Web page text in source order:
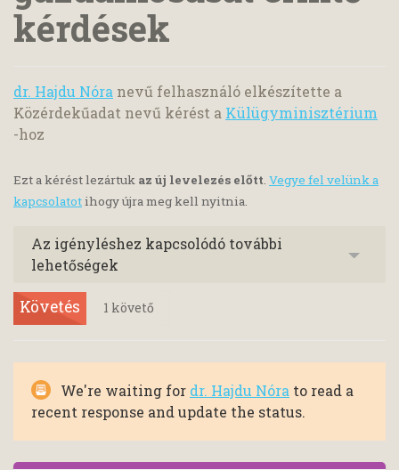
kérdések
dr. Hajdu Nóra nevű felhasználó elkészítette a
Közérdekűadat nevű kérést a Külügyminisztérium
-hoz
Ezt a kérést lezártuk az új levelezés előtt. Vegye fel velünk a
kapcsolatotihogy újra meg kell nyitnia.
Az igényléshez kapcsolódó további
lehetőségek
Követés 1 követő
We're waiting for dr. Hajdu Nóra to read a
recent response and update the status.